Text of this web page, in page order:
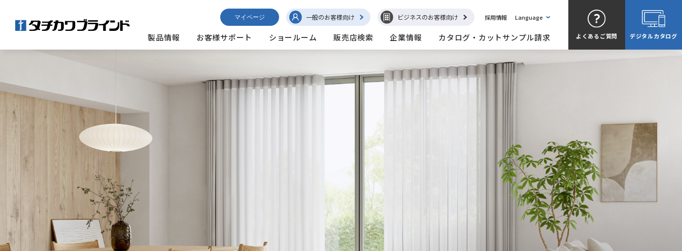
製品情報 お客様サポート ショールーム 販売店検索 企業情報 カタログ・カットサンプル請求
マイページ 一般のお客様向け ビジネスのお客様向け 採用情報 Language
よくあるご質問 デジタルカタログ